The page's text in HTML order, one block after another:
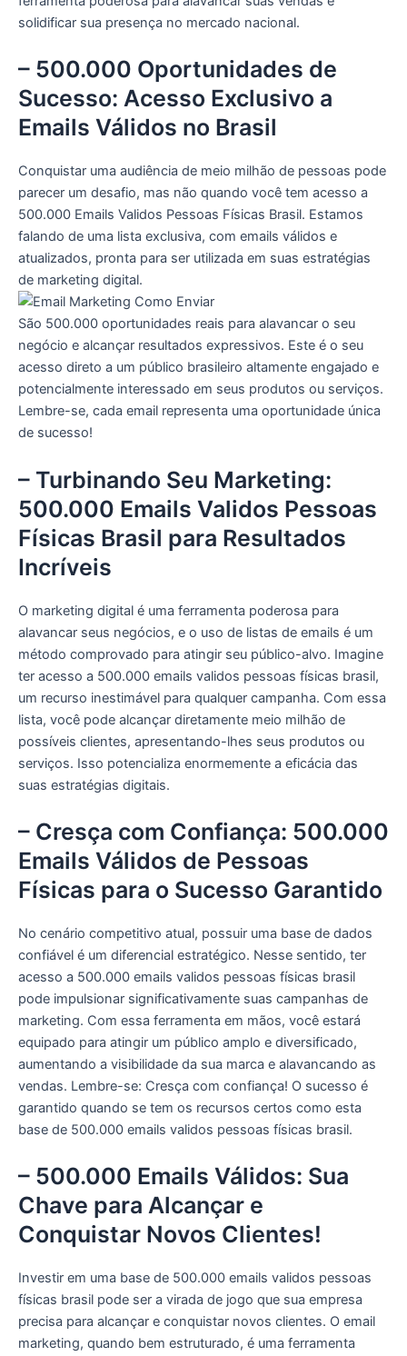
solidificar sua presença no mercado nacional.
– 500.000 Oportunidades de
Sucesso: Acesso Exclusivo a
Emails Válidos no Brasil
Conquistar uma audiência de meio milhão de pessoas pode
parecer um desafio, mas não quando você tem acesso a
500.000 Emails Validos Pessoas Físicas Brasil. Estamos
falando de uma lista exclusiva, com emails válidos e
atualizados, pronta para ser utilizada em suas estratégias
de marketing digital.
São 500.000 oportunidades reais para alavancar o seu
negócio e alcançar resultados expressivos. Este é o seu
acesso direto a um público brasileiro altamente engajado e
potencialmente interessado em seus produtos ou serviços.
Lembre-se, cada email representa uma oportunidade única
de sucesso!
– Turbinando Seu Marketing:
500.000 Emails Validos Pessoas
Físicas Brasil para Resultados
Incríveis
O marketing digital é uma ferramenta poderosa para
alavancar seus negócios, e o uso de listas de emails é um
método comprovado para atingir seu público-alvo. Imagine
ter acesso a 500.000 emails validos pessoas físicas brasil,
um recurso inestimável para qualquer campanha. Com essa
lista, você pode alcançar diretamente meio milhão de
possíveis clientes, apresentando-lhes seus produtos ou
serviços. Isso potencializa enormemente a eficácia das
suas estratégias digitais.
– Cresça com Confiança: 500.000
Emails Válidos de Pessoas
Físicas para o Sucesso Garantido
No cenário competitivo atual, possuir uma base de dados
confiável é um diferencial estratégico. Nesse sentido, ter
acesso a 500.000 emails validos pessoas físicas brasil
pode impulsionar significativamente suas campanhas de
marketing. Com essa ferramenta em mãos, você estará
equipado para atingir um público amplo e diversificado,
aumentando a visibilidade da sua marca e alavancando as
vendas. Lembre-se: Cresça com confiança! O sucesso é
garantido quando se tem os recursos certos como esta
base de 500.000 emails validos pessoas físicas brasil.
– 500.000 Emails Válidos: Sua
Chave para Alcançar e
Conquistar Novos Clientes!
Investir em uma base de 500.000 emails validos pessoas
físicas brasil pode ser a virada de jogo que sua empresa
precisa para alcançar e conquistar novos clientes. O email
marketing, quando bem estruturado, é uma ferramenta